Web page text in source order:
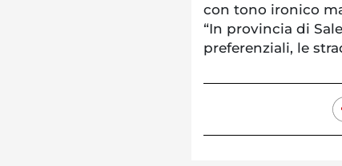
con tono ironico
“In provincia di
preferenziali, le